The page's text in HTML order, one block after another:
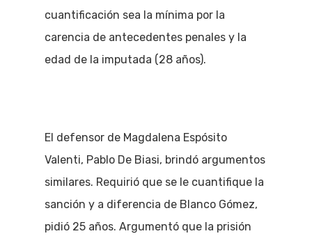
cuantificación sea la mínima por la
carencia de antecedentes penales y la
edad de la imputada (28 años).
El defensor de Magdalena Espósito
Valenti, Pablo De Biasi, brindó argumentos
similares. Requirió que se le cuantifique la
sanción y a diferencia de Blanco Gómez,
pidió 25 años. Argumentó que la prisión